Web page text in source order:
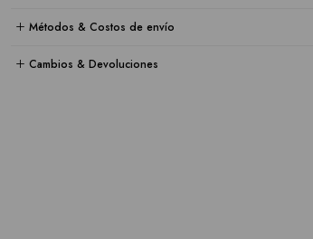
Métodos & Costos de envío
Cambios & Devoluciones